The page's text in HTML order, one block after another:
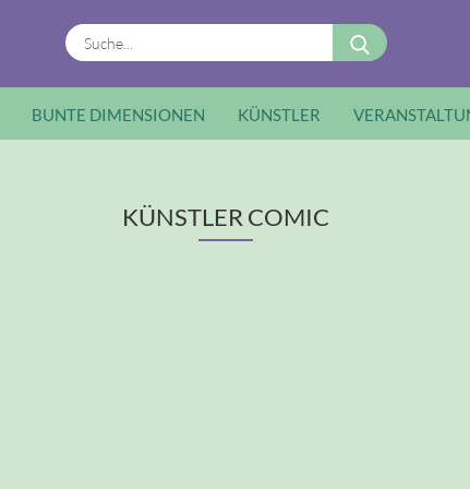
Suche...
BUNTE DIMENSIONEN KÜNSTLER
KÜNSTLER COMIC